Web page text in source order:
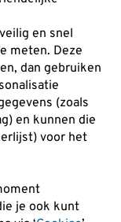
en snel
meten. Deze
dan gebruiken
(zoals
en kunnen die
voor het
je ook kunt